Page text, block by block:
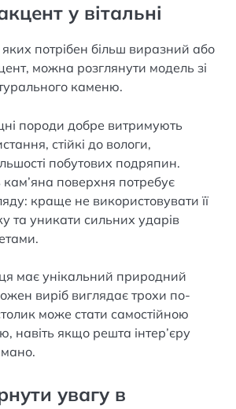
у вітальні
яких потрібен більш виразний або
можна розглянути модель зі
каменю.
породи добре витримують
стійкі до вологи,
побутових подряпин.
кам’яна поверхня потребує
краще не використовувати її
та уникати сильних ударів
має унікальний природний
виріб виглядає трохи по-
може стати самостійною
навіть якщо решта інтер’єру
увагу в